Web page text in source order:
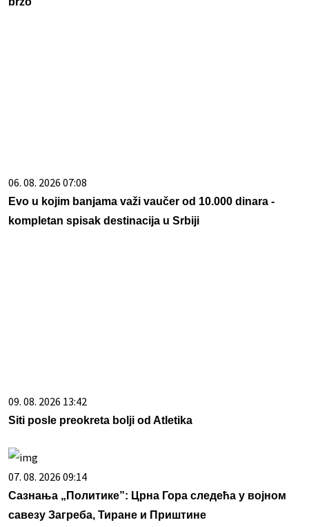
06. 08. 2026 07:08
Evo u kojim banjama važi vaučer od 10.000 dinara -
kompletan spisak destinacija u Srbiji
09. 08. 2026 13:42
Siti posle preokreta bolji od Atletika
07. 08. 2026 09:14
Сазнања „Политике”: Црна Гора следећа у војном
савезу Загреба, Тиране и Приштине